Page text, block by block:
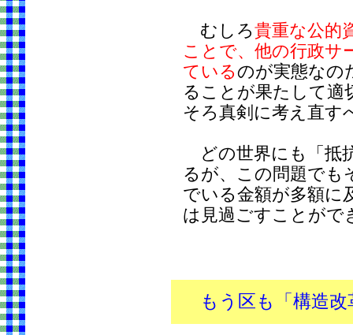
むしろ貴重な公的
ことで、他の行政サ
ているのが実態なの
ることが果たして適
そろ真剣に考え直す
どの世界にも「抵
るが、この問題でも
でいる金額が多額に
は見過ごすことがで
もう区も「構造